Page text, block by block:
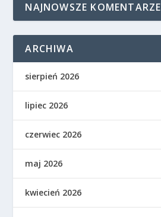
NAJNOWSZE KOMENTARZE
ARCHIWA
sierpień 2026
lipiec 2026
czerwiec 2026
maj 2026
kwiecień 2026